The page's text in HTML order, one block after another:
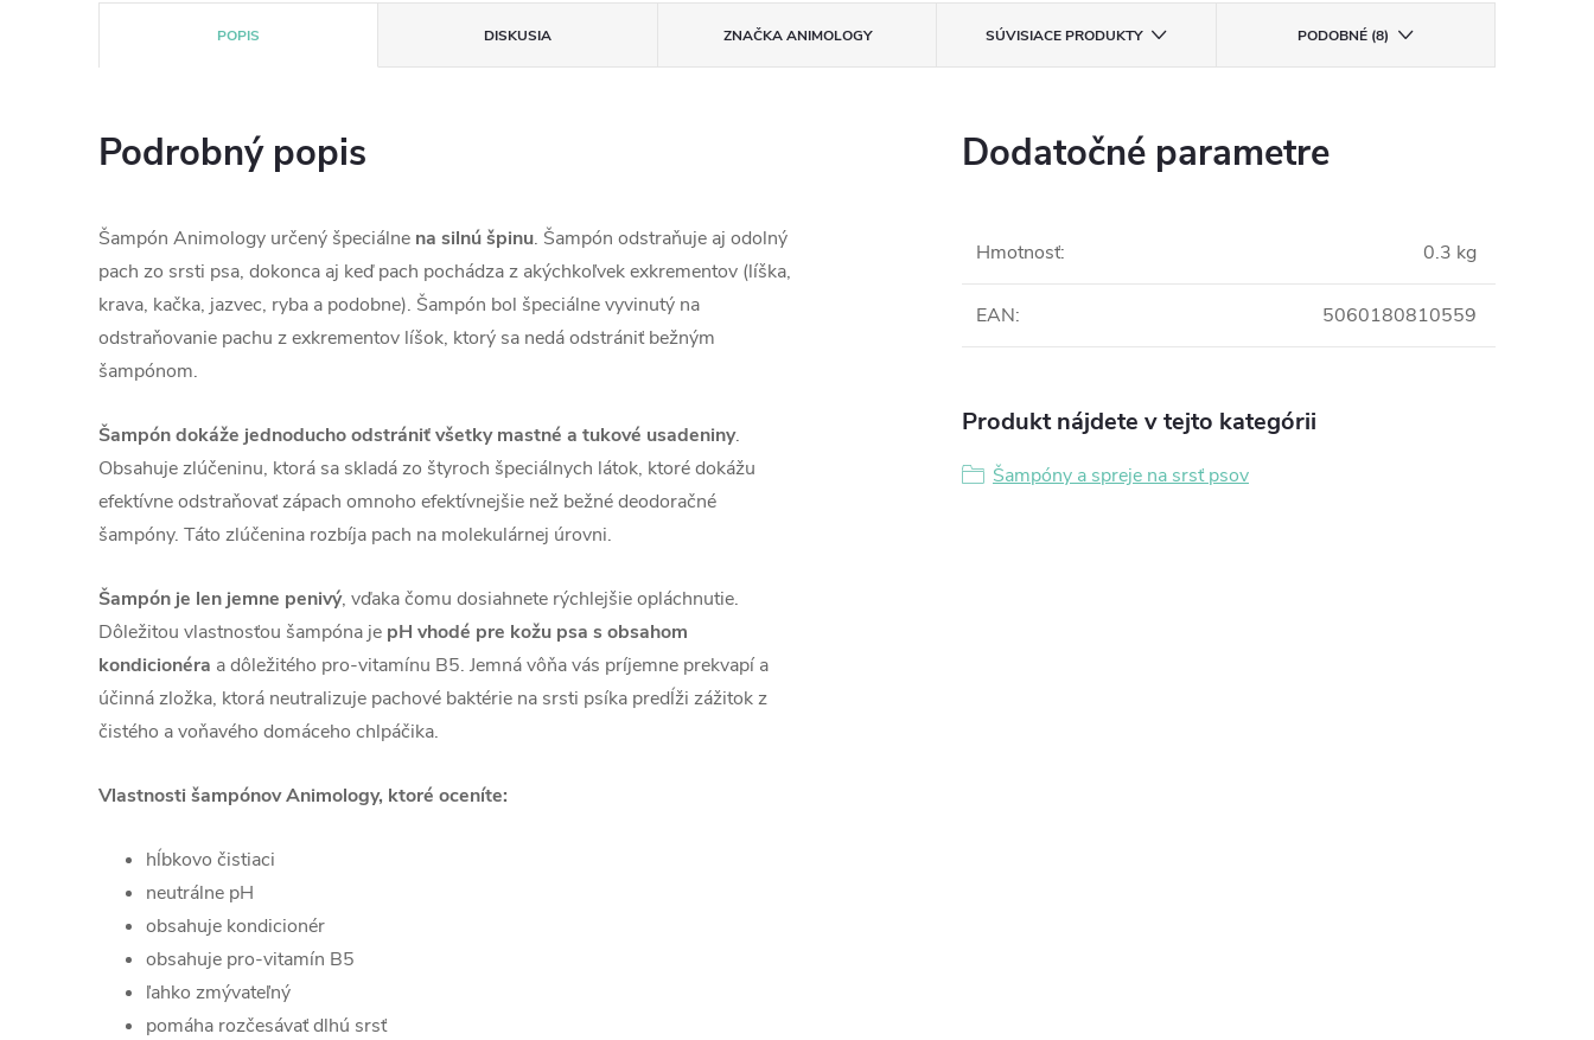
POPIS DISKUSIA ZNAČKAANIMOLOGY SÚVISIACE PRODUKTY PODOBNÉ (8)
Podrobný popis
Šampón Animology určený špeciálne na silnú špinu. Šampón odstraňuje aj odolný
pach zo srsti psa, dokonca aj keď pach pochádza z akýchkoľvek exkrementov (líška,
krava, kačka, jazvec, ryba a podobne). Šampón bol špeciálne vyvinutý na
odstraňovanie pachu z exkrementov líšok, ktorý sa nedá odstrániť bežným
šampónom.
Šampón dokáže jednoducho odstrániť všetky mastné a tukové usadeniny.
Obsahuje zlúčeninu, ktorá sa skladá zo štyroch špeciálnych látok, ktoré dokážu
efektívne odstraňovať zápach omnoho efektívnejšie než bežné deodoračné
šampóny. Táto zlúčenina rozbíja pach na molekulárnej úrovni.
Šampón je len jemne penivý, vďaka čomu dosiahnete rýchlejšie opláchnutie.
Dôležitou vlastnosťou šampóna je pH vhodé pre kožu psa s obsahom
kondicionéra a dôležitého pro-vitamínu B5. Jemná vôňa vás príjemne prekvapí a
účinná zložka, ktorá neutralizuje pachové baktérie na srsti psíka predĺži zážitok z
čistého a voňavého domáceho chlpáčika.
Vlastnosti šampónov Animology, ktoré oceníte:
hĺbkovo čistiaci
neutrálne pH
obsahuje kondicionér
obsahuje pro-vitamín B5
ľahko zmývateľný
pomáha rozčesávať dlhú srsť
Dodatočné parametre
Hmotnosť: 0.3 kg
EAN: 5060180810559
Produkt nájdete v tejto kategórii
Šampóny a spreje na srsť psov